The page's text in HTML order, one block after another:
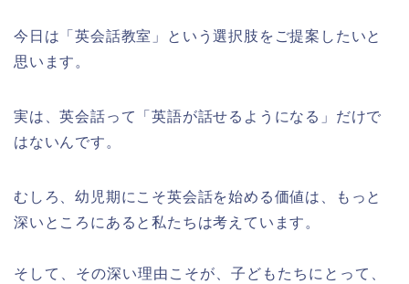
今日は「英会話教室」という選択肢をご提案したいと
思います。
実は、英会話って「英語が話せるようになる」だけで
はないんです。
むしろ、幼児期にこそ英会話を始める価値は、もっと
深いところにあると私たちは考えています。
そして、その深い理由こそが、子どもたちにとって、